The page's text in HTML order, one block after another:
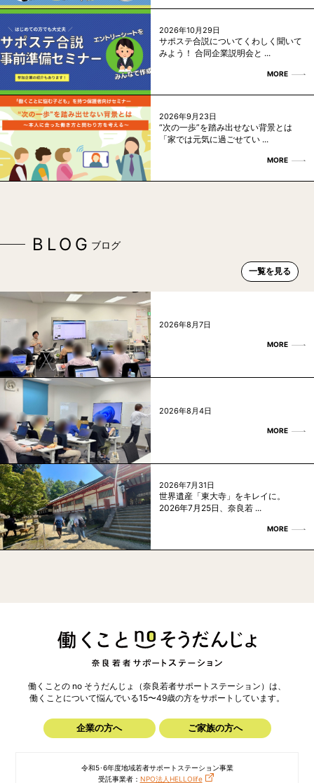
2026年10月29日
サポステ合説についてくわしく聞いて
みよう！ 合同企業説明会と ...
MORE
2026年9月23日
“次の一歩”を踏み出せない背景とは
「家では元気に過ごせてい ...
MORE
BLOG ブログ
一覧を見る
2026年8月7日
MORE
2026年8月4日
MORE
2026年7月31日
世界遺産「東大寺」をキレイに。
2026年7月25日、奈良若 ...
MORE
働くことの no そうだんじょ（奈良若者サポートステーション）は、
働くことについて悩んでいる15〜49歳の方をサポートしています。
企業の方へ ご家族の方へ
令和5･6年度地域若者サポートステーション事業
受託事業者： NPO法人HELLOlife